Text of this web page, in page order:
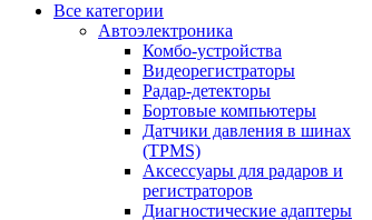
Все категории
Автоэлектроника
Комбо-устройства
Видеорегистраторы
Радар-детекторы
Бортовые компьютеры
Датчики давления в шинах
(TPMS)
Аксессуары для радаров и
регистраторов
Диагностические адаптеры